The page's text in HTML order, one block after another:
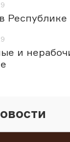
Республике
и